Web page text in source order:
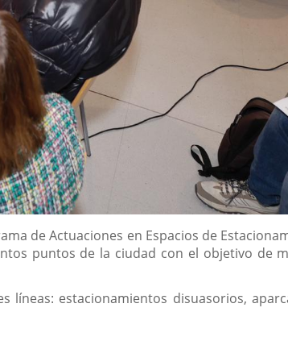
de Actuaciones en Espacios de
puntos de la ciudad con el objetivo de
estacionamientos disuasorios,